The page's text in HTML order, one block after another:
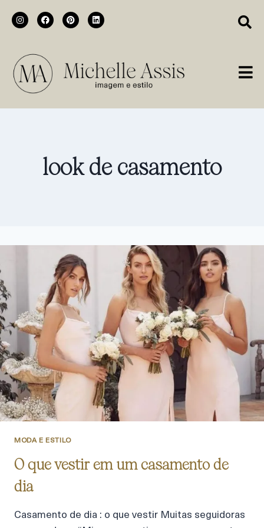
look de casamento
MODA E ESTILO
O que vestir em um casamento de
dia
Casamento de dia : o que vestir Muitas seguidoras